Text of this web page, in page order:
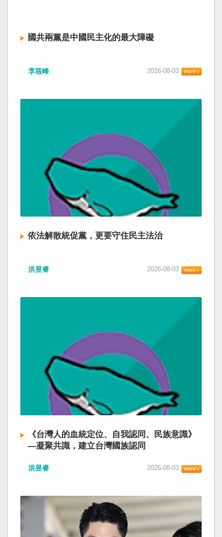
國共兩黨是中國民主化的最大障礙
李筱峰 2026-08-03
依法解散統促黨，更要守住民主法治
洪昱睿 2026-08-03
《台灣人的血統定位、自我認同、民族意識》
—凝聚共識，建立台灣國族認同
洪昱睿 2026-08-03